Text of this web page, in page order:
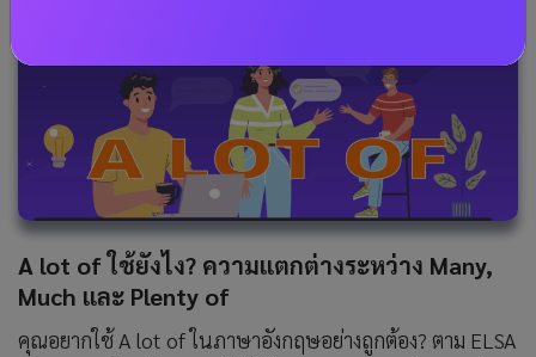
A lot of ใช้ยังไง? ความแตกต่างระหว่าง Many,
Much และ Plenty of
คุณอยากใช้ A lot of ในภาษาอังกฤษอย่างถูกต้อง? ตาม ELSA